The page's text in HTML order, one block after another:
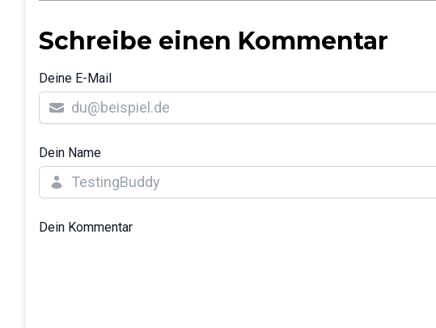
Schreibe einen Kommentar
Deine E-Mail
Dein Name
Dein Kommentar